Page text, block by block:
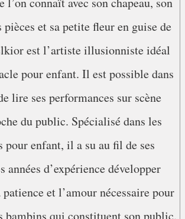
et sa petite fleur en guise de
est l’artiste illusionniste idéal
pour enfant. Il est possible dans
lire ses performances sur scène
du public. Spécialisé dans les
pour enfant, il a su au fil de ses
années d’expérience développer
et l’amour nécessaire pour
bambins qui constituent son public.